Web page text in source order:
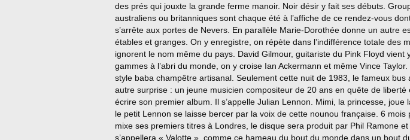
des prés qui jouxte la grande ferme manoir. Noir désir y fait ses débuts.
australiens ou britanniques sont chaque été à l’affiche de ce rendez-vous
s’arrête aux portes de Nevers. En parallèle Marie-Dorothée donne un autre
étables et granges. On y enregistre, on répète dans l’indifférence totale des
ignorent le nom même du pays. David Gilmour, guitariste du Pink Floyd vient
gammes à l’abri du monde, on y croise Ian Ackermann et même Vince
style baba champêtre artisanal. Seulement cette nuit de 1983, le fameux bus
autre surprise : un jeune musicien compositeur de 20 ans en quête de liberté
écrire son premier album. Il s’appelle Julian Lennon. Mimi, la princesse, joue
le petit Lennon se laisse bercer par la voix de cette nounou française. 6 mois
mixe ses premiers titres à Londres, le disque sera produit par Phil Ramone et
s’appellera « Valotte », comme ce hameau du bout du monde dans un bout